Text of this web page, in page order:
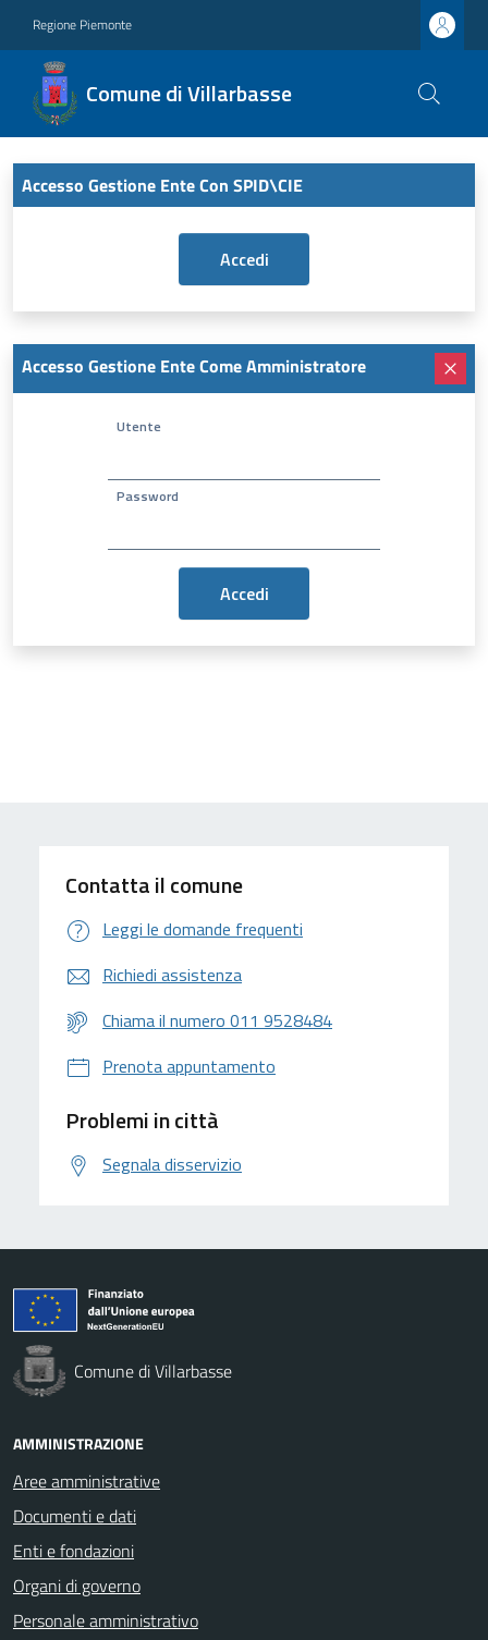
Regione Piemonte
Comune di Villarbasse
Accesso Gestione Ente Con SPID\CIE
Accesso Gestione Ente Come Amministratore
Utente
Password
Contatta il comune
Leggi le domande frequenti
Richiedi assistenza
Chiama il numero 011 9528484
Prenota appuntamento
Problemi in città
Segnala disservizio
Comune di Villarbasse
AMMINISTRAZIONE
Aree amministrative
Documenti e dati
Enti e fondazioni
Organi di governo
Personale amministrativo